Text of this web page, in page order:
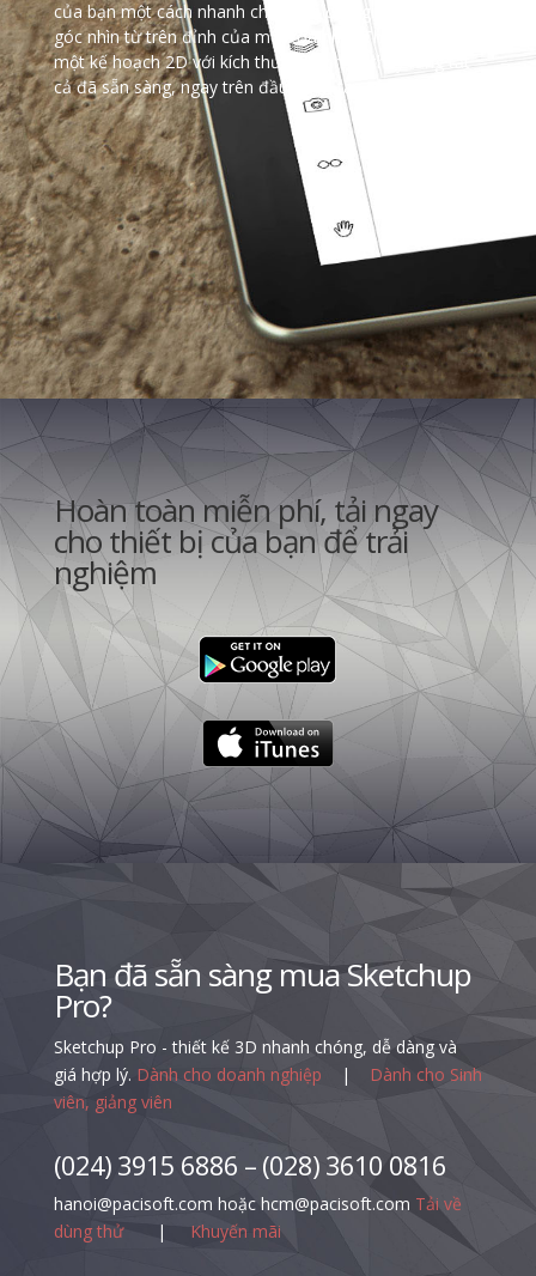
của bạn một cách nhanh chóng và đơn giản. Cần xem
góc nhìn từ trên đỉnh của một tòa nhà? Thế nào về
một kế hoạch 2D với kích thước? Bạn sẽ thấy rằng tất
cả đã sẵn sàng, ngay trên đầu ngón tay của bạn.
Hoàn toàn miễn phí, tải ngay
cho thiết bị của bạn để trải
nghiệm
Bạn đã sẵn sàng mua Sketchup
Pro?
Sketchup Pro - thiết kế 3D nhanh chóng, dễ dàng và
giá hợp lý. Dành cho doanh nghiệp |
Dành cho Sinh
viên, giảng viên
(024) 3915 6886 – (028) 3610 0816
hanoi@pacisoft.com hoặc hcm@pacisoft.com Tải về
dùng thử
| Khuyến mãi